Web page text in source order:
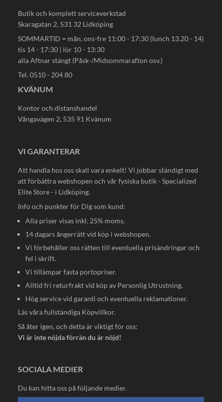
Butik och komplett serviceverkstad
Skaragatan 2, 531 32 Lidköping
SOMMARTID = mån, ons-fre 11:00 - 17:30 (lunch 13.20 - 14)
tis 14 - 17:30 | lör 10 - 13:30
alla Aftnar stängt (Påsk-/Midsommarafton osv.)
Tel. 0510 - 204 80
KVÄNUM
Kontor och distanshandel
Vångavägen 2, 535 91 Kvänum
VI GARANTERAR
Att handla hos oss skall vara enkelt! Vi jobbar ständigt med
att förbättra webshopen och vår fysiska butik - Specialized
Elite Store - i Lidköping.
Info och punkter för Dig som kund:
Alla priser visas inkl. 25% moms.
14 dagars ångerrätt vid köp i webshopen.
Vi förbehåller oss rätten till eventuella prisändringar och
fel i skrift.
Vi tillämpar fasta portopriser.
Alltid fri returfrakt vid köp av Personlig Utrustning.
Hög service vid garanti och eventuella reklamationer.
Läs våra fullständiga Köpvillkor.
Så åter igen, och detta är viktigt för oss:
Vi är inte nöjda förrän du är nöjd!
SOCIALA MEDIER
Du kan hitta oss på följande medier.